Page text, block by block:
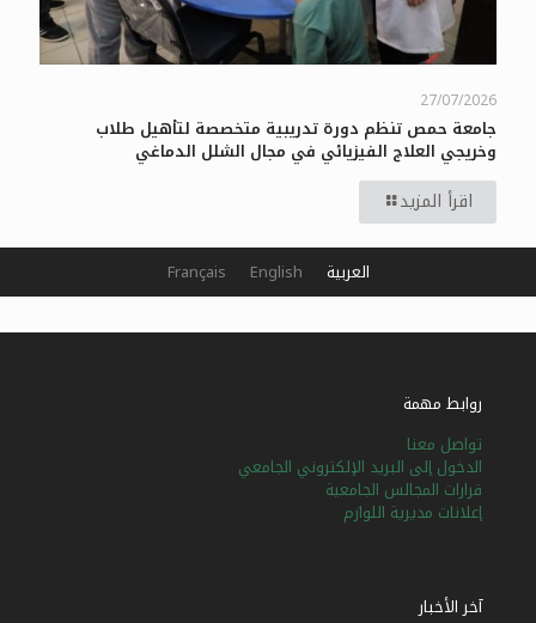
27/07/2026
جامعة حمص تنظم دورة تدريبية متخصصة لتأهيل طلاب
وخريجي العلاج الفيزيائي في مجال الشلل الدماغي
اقرأ المزيد
روابط مهمة
تواصل معنا
الدخول إلى البريد الإلكتروني الجامعي
قرارات المجالس الجامعية
إعلانات مديرية اللوازم
آخر الأخبار
العربية English
Français